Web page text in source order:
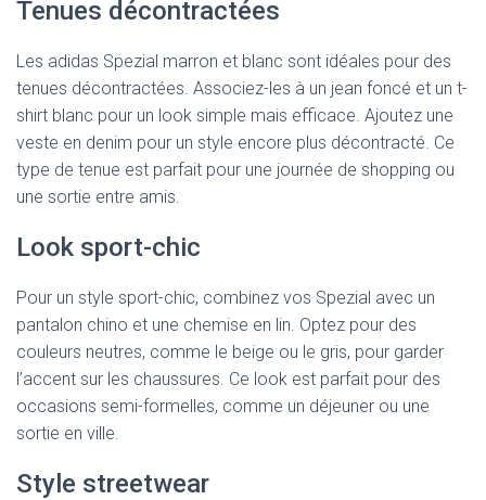
Tenues décontractées
Les adidas Spezial marron et blanc sont idéales pour des
tenues décontractées. Associez-les à un jean foncé et un t-
shirt blanc pour un look simple mais efficace. Ajoutez une
veste en denim pour un style encore plus décontracté. Ce
type de tenue est parfait pour une journée de shopping ou
une sortie entre amis.
Look sport-chic
Pour un style sport-chic, combinez vos Spezial avec un
pantalon chino et une chemise en lin. Optez pour des
couleurs neutres, comme le beige ou le gris, pour garder
l’accent sur les chaussures. Ce look est parfait pour des
occasions semi-formelles, comme un déjeuner ou une
sortie en ville.
Style streetwear